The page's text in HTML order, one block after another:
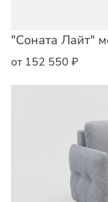
"Соната Лайт"
от 152 550 ₽